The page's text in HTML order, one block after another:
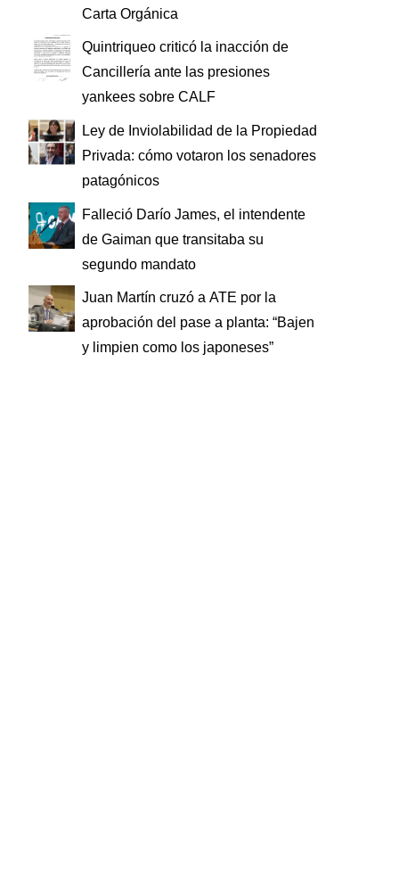
Carta Orgánica
Quintriqueo criticó la inacción de
Cancillería ante las presiones
yankees sobre CALF
Ley de Inviolabilidad de la Propiedad
Privada: cómo votaron los senadores
patagónicos
Falleció Darío James, el intendente
de Gaiman que transitaba su
segundo mandato
Juan Martín cruzó a ATE por la
aprobación del pase a planta: “Bajen
y limpien como los japoneses”